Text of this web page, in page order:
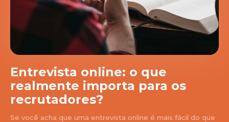
Entrevista online: o que
realmente importa para os
recrutadores?
Se você acha que uma entrevista online é mais fácil do que